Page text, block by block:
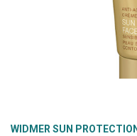
WIDMER SUN